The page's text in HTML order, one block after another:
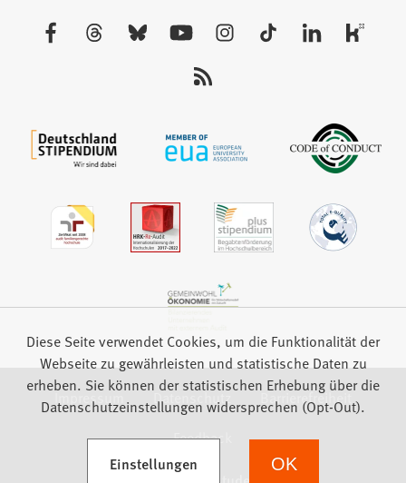
neuen
Besuchen
Impressum Datenschutz
Barrierefreiheit
Feedback
Diese Seite verwendet Cookies, um die Funktionalität der
Webseite zu gewährleisten und statistische Daten zu
erheben. Sie können der statistischen Erhebung über die
Datenschutzeinstellungen widersprechen (Opt-Out).
Einstellungen
(Öffnet in einem neuen Tab) OK